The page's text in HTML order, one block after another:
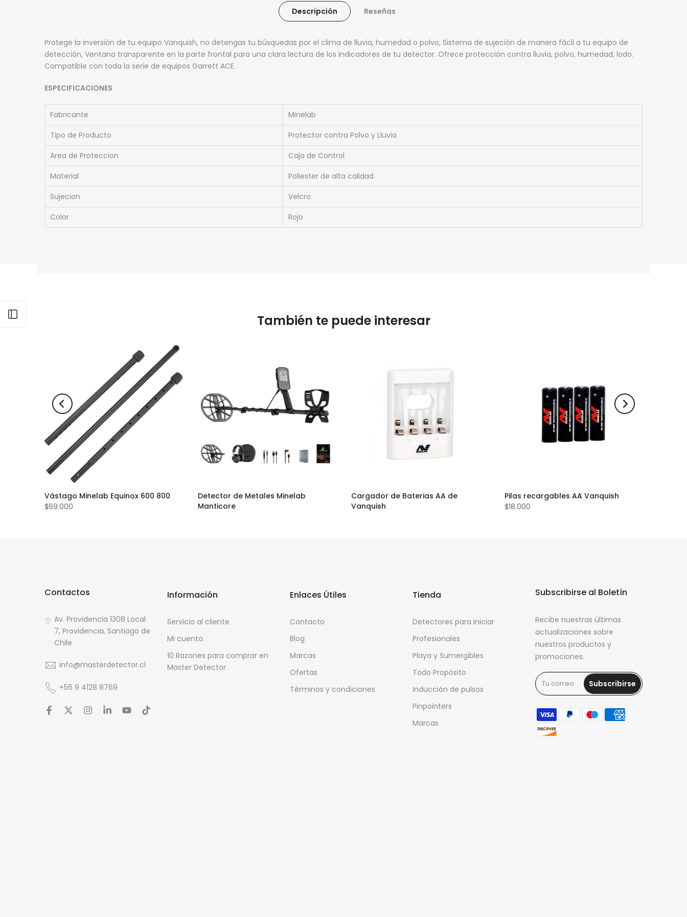
Descripción Reseñas
Protege la inversión de tu equipo Vanquish, no detengas tu búsquedas por el clima de lluvia, humedad o polvo, Sistema de sujeción de manera fácil a tu equipo de
detección, Ventana transparente en la parte frontal para una clara lectura de los indicadores de tu detector. Ofrece protección contra lluvia, polvo, humedad, lodo.
Compatible con toda la serie de equipos Garrett ACE.
ESPECIFICACIONES
Fabricante
Minelab
Tipo de Producto
Protector contra Polvo y Lluvia
Area de Proteccion
Caja de Control
Material
Poliester de alta calidad
Sujecion
Velcro
Color
Rojo
También te puede interesar
Vástago Minelab Equinox 600 800
$69.000
Detector de Metales Minelab
Manticore
Cargador de Baterias AA de
Vanquish
Pilas recargables AA Vanquish
$18.000
Contactos
Av. Providencia 1308 Local
7, Providencia, Santiago de
Chile
info@masterdetector.cl
+56 9 4128 8769
Información
Servicio al cliente
Mi cuenta
10 Razones para comprar en
Master Detector
Enlaces Útiles
Contacto
Blog
Marcas
Ofertas
Términos y condiciones
Tienda
Detectores para iniciar
Profesionales
Playa y Sumergibles
Todo Propósito
Inducción de pulsos
Pinpointers
Marcas
Subscribirse al Boletín
Recibe nuestras últimas
actualizaciones sobre
nuestros productos y
promociones.
Subscribirse